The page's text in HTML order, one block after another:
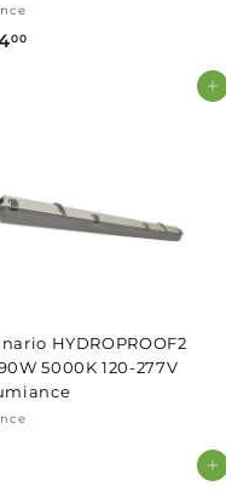
00
0
Agregar al carrito
HYDROPROOF2
5000K 120-277V
Agregar al carrito